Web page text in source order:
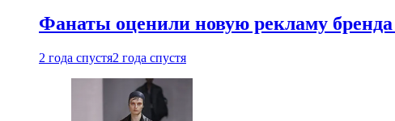
Фанаты оценили новую рекламу
2 года спустя2 года спустя